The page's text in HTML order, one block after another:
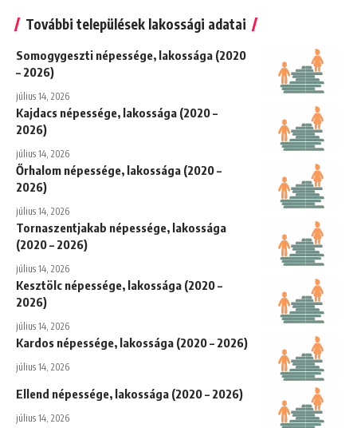
További települések lakossági adatai
Somogygeszti népessége, lakossága (2020
– 2026)
július 14, 2026
Kajdacs népessége, lakossága (2020 –
2026)
július 14, 2026
Őrhalom népessége, lakossága (2020 –
2026)
július 14, 2026
Tornaszentjakab népessége, lakossága
(2020 – 2026)
július 14, 2026
Kesztölc népessége, lakossága (2020 –
2026)
július 14, 2026
Kardos népessége, lakossága (2020 – 2026)
július 14, 2026
Ellend népessége, lakossága (2020 – 2026)
július 14, 2026